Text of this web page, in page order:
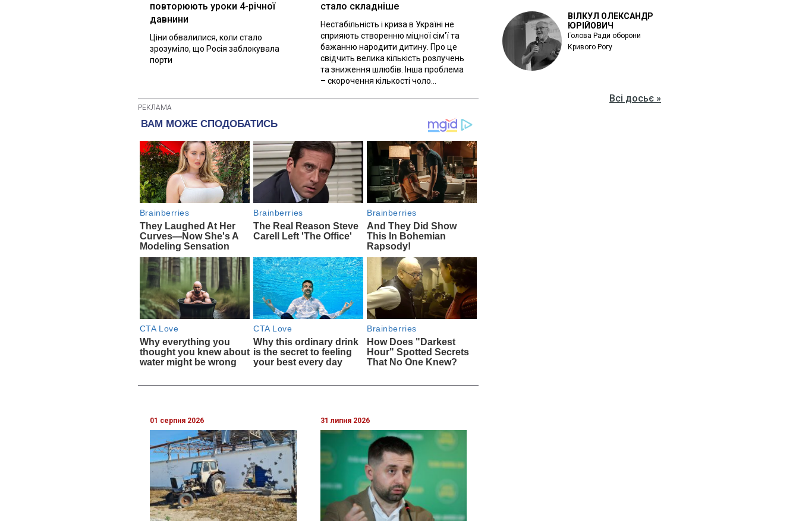
повторюють уроки 4-річної
давнини
Ціни обвалилися, коли стало
зрозуміло, що Росія заблокувала
порти
стало складніше
Нестабільність і криза в Україні не
сприяють створенню міцної сім'ї та
бажанню народити дитину. Про це
свідчить велика кількість розлучень
та зниження шлюбів. Інша проблема
– скорочення кількості чоло...
01 серпня 2026 31 липня 2026
ВІЛКУЛ ОЛЕКСАНДР
ЮРІЙОВИЧ
Голова Ради оборони
Кривого Рогу
Всі досьє »